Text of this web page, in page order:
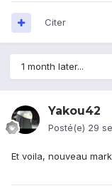
Citer
1 month later...
Yakou42
Posté(e) 29
Et voila, nouveau